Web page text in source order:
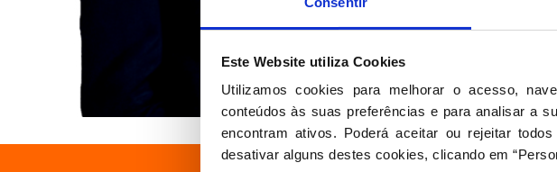
Este Website utiliza Cookies
Utilizamos cookies para melhorar o acesso,
conteúdos às suas preferências e para analisar a
encontram ativos. Poderá aceitar ou rejeitar
desativar alguns destes cookies, clicando em